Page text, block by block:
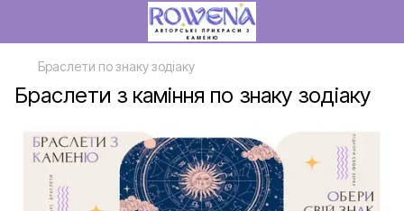
Браслети по знаку зодіаку
Браслети з каміння по знаку зодіаку